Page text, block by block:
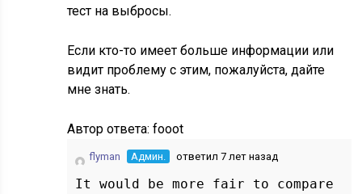
тест на выбросы.
Если кто-то имеет больше информации или
видит проблему с этим, пожалуйста, дайте
мне знать.
Автор ответа:fooot
flyman Админ. ответил 7 лет назад
It would be more fair to compare